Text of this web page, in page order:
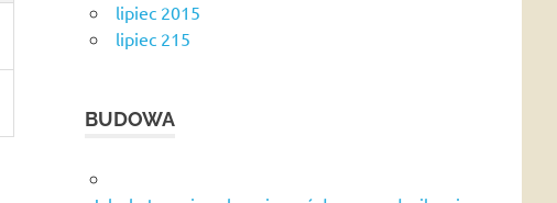
lipiec 2015
lipiec 215
BUDOWA